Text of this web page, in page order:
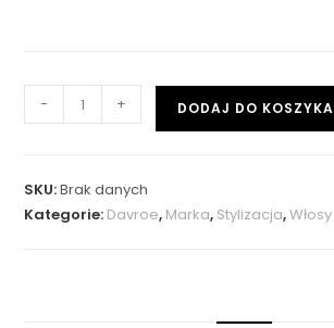
- + DODAJ DO KOSZYKA
SKU:Brak danych
Kategorie: Davroe, Marka, Stylizacja,Włosy